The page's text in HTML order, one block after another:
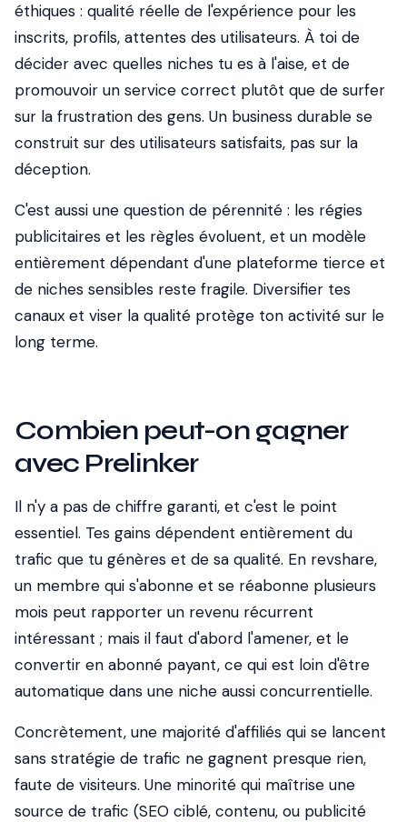
éthiques : qualité réelle de l'expérience pour les
inscrits, profils, attentes des utilisateurs. À toi de
décider avec quelles niches tu es à l'aise, et de
promouvoir un service correct plutôt que de surfer
sur la frustration des gens. Un business durable se
construit sur des utilisateurs satisfaits, pas sur la
déception.
C'est aussi une question de pérennité : les régies
publicitaires et les règles évoluent, et un modèle
entièrement dépendant d'une plateforme tierce et
de niches sensibles reste fragile. Diversifier tes
canaux et viser la qualité protège ton activité sur le
long terme.
Combien peut-on gagner
avec Prelinker
Il n'y a pas de chiffre garanti, et c'est le point
essentiel. Tes gains dépendent entièrement du
trafic que tu génères et de sa qualité. En revshare,
un membre qui s'abonne et se réabonne plusieurs
mois peut rapporter un revenu récurrent
intéressant ; mais il faut d'abord l'amener, et le
convertir en abonné payant, ce qui est loin d'être
automatique dans une niche aussi concurrentielle.
Concrètement, une majorité d'affiliés qui se lancent
sans stratégie de trafic ne gagnent presque rien,
faute de visiteurs. Une minorité qui maîtrise une
source de trafic (SEO ciblé, contenu, ou publicité